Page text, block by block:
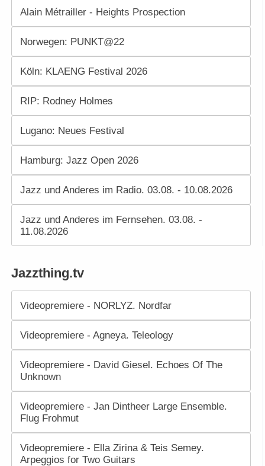
Alain Métrailler - Heights Prospection
Norwegen: PUNKT@22
Köln: KLAENG Festival 2026
RIP: Rodney Holmes
Lugano: Neues Festival
Hamburg: Jazz Open 2026
Jazz und Anderes im Radio. 03.08. - 10.08.2026
Jazz und Anderes im Fernsehen. 03.08. -
11.08.2026
Jazzthing.tv
Videopremiere - NORLYZ. Nordfar
Videopremiere - Agneya. Teleology
Videopremiere - David Giesel. Echoes Of The
Unknown
Videopremiere - Jan Dintheer Large Ensemble.
Flug Frohmut
Videopremiere - Ella Zirina & Teis Semey.
Arpeggios for Two Guitars